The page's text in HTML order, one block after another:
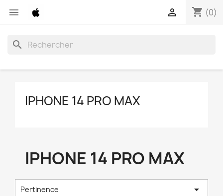
 shopping_cart (0)

search
IPHONE 14 PRO MAX
IPHONE 14 PRO MAX
Pertinence 